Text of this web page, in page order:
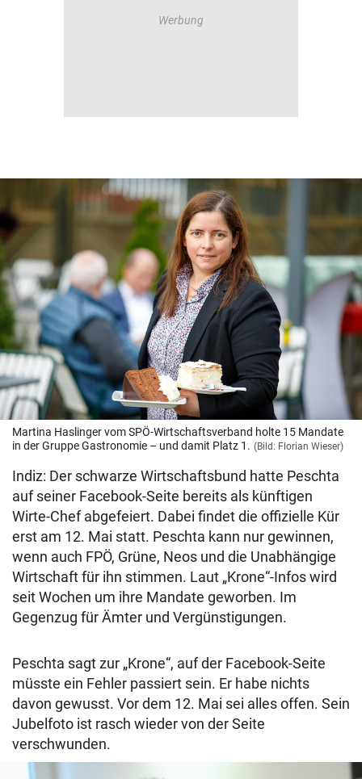
Martina Haslinger vom SPÖ-Wirtschaftsverband holte 15 Mandate
in der Gruppe Gastronomie – und damit Platz 1. (Bild: Florian Wieser)
Indiz: Der schwarze Wirtschaftsbund hatte Peschta
auf seiner Facebook-Seite bereits als künftigen
Wirte-Chef abgefeiert. Dabei findet die offizielle Kür
erst am 12. Mai statt. Peschta kann nur gewinnen,
wenn auch FPÖ, Grüne, Neos und die Unabhängige
Wirtschaft für ihn stimmen. Laut „Krone“-Infos wird
seit Wochen um ihre Mandate geworben. Im
Gegenzug für Ämter und Vergünstigungen.
Peschta sagt zur „Krone“, auf der Facebook-Seite
müsste ein Fehler passiert sein. Er habe nichts
davon gewusst. Vor dem 12. Mai sei alles offen. Sein
Jubelfoto ist rasch wieder von der Seite
verschwunden.